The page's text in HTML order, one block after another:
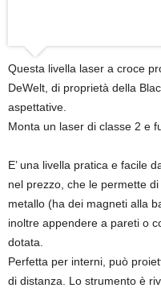
Questa livella laser a croce
DeWelt, di proprietà della
aspettative.
Monta un laser di classe 2 e
E’ una livella pratica e facile
nel prezzo, che le permette
metallo (ha dei magneti alla
inoltre appendere a pareti o
dotata.
Perfetta per interni, può
di distanza. Lo strumento è